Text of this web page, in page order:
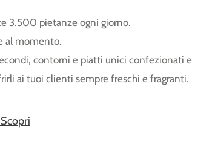
3.500 pietanze ogni giorno.
al momento.
contorni e piatti unici confezionati e
ai tuoi clienti sempre freschi e fragranti.